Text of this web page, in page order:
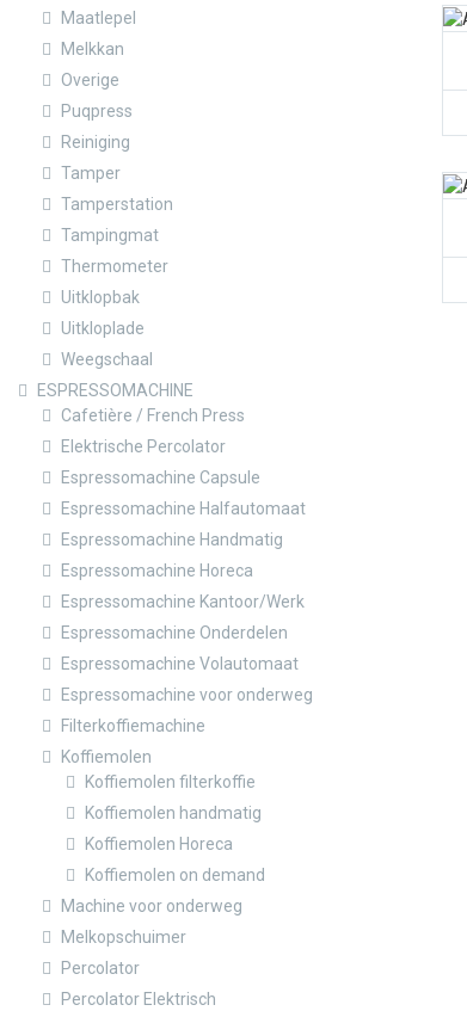
Maatlepel
Melkkan
Overige
Puqpress
Reiniging
Tamper
Tamperstation
Tampingmat
Thermometer
Uitklopbak
Uitkloplade
Weegschaal
ESPRESSOMACHINE
Cafetière / French Press
Elektrische Percolator
Espressomachine Capsule
Espressomachine Halfautomaat
Espressomachine Handmatig
Espressomachine Horeca
Espressomachine Kantoor/Werk
Espressomachine Onderdelen
Espressomachine Volautomaat
Espressomachine voor onderweg
Filterkoffiemachine
Koffiemolen
Koffiemolen filterkoffie
Koffiemolen handmatig
Koffiemolen Horeca
Koffiemolen on demand
Machine voor onderweg
Melkopschuimer
Percolator
Percolator Elektrisch
Vergelijk